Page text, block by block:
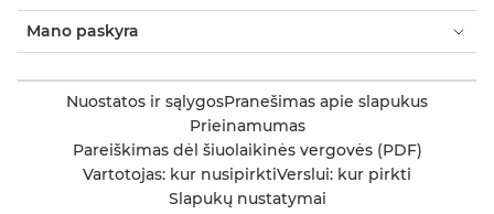
Mano paskyra
Nuostatos ir sąlygosPranešimas apie slapukus
Prieinamumas
Pareiškimas dėl šiuolaikinės vergovės (PDF)
Vartotojas: kur nusipirktiVerslui: kur pirkti
Slapukų nustatymai